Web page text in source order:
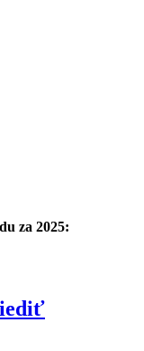
za 2025: